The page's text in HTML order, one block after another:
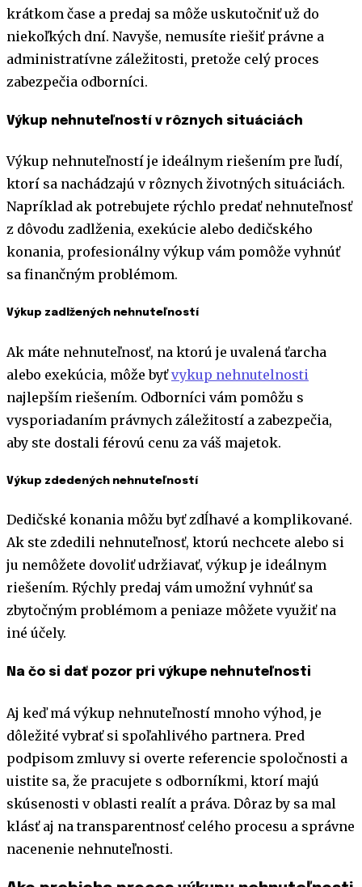
krátkom čase a predaj sa môže uskutočniť už do
niekoľkých dní. Navyše, nemusíte riešiť právne a
administratívne záležitosti, pretože celý proces
zabezpečia odborníci.
Výkup nehnuteľností v rôznych situáciách
Výkup nehnuteľností je ideálnym riešením pre ľudí,
ktorí sa nachádzajú v rôznych životných situáciách.
Napríklad ak potrebujete rýchlo predať nehnuteľnosť
z dôvodu zadlženia, exekúcie alebo dedičského
konania, profesionálny výkup vám pomôže vyhnúť
sa finančným problémom.
Výkup zadlžených nehnuteľností
Ak máte nehnuteľnosť, na ktorú je uvalená ťarcha
alebo exekúcia, môže byťvykup nehnutelnosti
najlepším riešením. Odborníci vám pomôžu s
vysporiadaním právnych záležitostí a zabezpečia,
aby ste dostali férovú cenu za váš majetok.
Výkup zdedených nehnuteľností
Dedičské konania môžu byť zdĺhavé a komplikované.
Ak ste zdedili nehnuteľnosť, ktorú nechcete alebo si
ju nemôžete dovoliť udržiavať, výkup je ideálnym
riešením. Rýchly predaj vám umožní vyhnúť sa
zbytočným problémom a peniaze môžete využiť na
iné účely.
Na čo si dať pozor pri výkupe nehnuteľnosti
Aj keď má výkup nehnuteľností mnoho výhod, je
dôležité vybrať si spoľahlivého partnera. Pred
podpisom zmluvy si overte referencie spoločnosti a
uistite sa, že pracujete s odborníkmi, ktorí majú
skúsenosti v oblasti realít a práva. Dôraz by sa mal
klásť aj na transparentnosť celého procesu a správne
nacenenie nehnuteľnosti.